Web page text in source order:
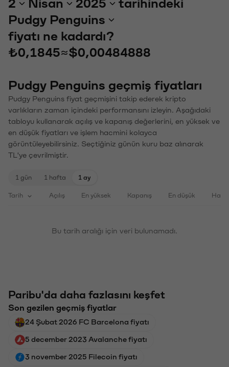
2 Nisan 2025
tarihindeki
Pudgy Penguins
fiyatı ne kadardı?
₺0,1845≈$0,00484888
Pudgy Penguins geçmiş fiyatları
Pudgy Penguins fiyat geçmişini takip ederek kripto
varlıkların zaman içindeki performansını izleyin. Aşağıdaki
tabloyu kullanarak açılış ve kapanış değerlerini, en yüksek ve
en düşük fiyatları ve işlem hacmini kolayca
görüntüleyebilirsiniz. Seçtiğiniz günün kuru baz alınarak
TL'ye çevrilmiştir.
1 gün 1 hafta 1 ay
Tarih Açılış En yüksek Kapanış En düşük
Bu tarih aralığı için veri bulunamadı.
Paribu'da daha fazlasını keşfet
Son gezilen geçmiş fiyatlar
24 Şubat 2026 FC Barcelona fiyatı
5 december 2023 Avalanche fiyatı
3 november 2025 Filecoin fiyatı